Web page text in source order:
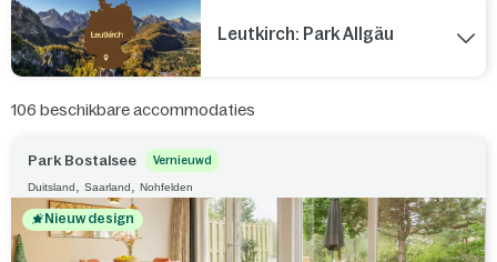
Leutkirch: Park Allgäu
106 beschikbare accommodaties
Park Bostalsee Vernieuwd
Duitsland Saarland Nohfelden
Nieuw design